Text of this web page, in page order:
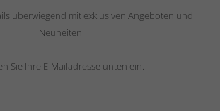
überwiegend mit exklusiven Angeboten und
Neuheiten.
Sie Ihre E-Mailadresse unten ein.